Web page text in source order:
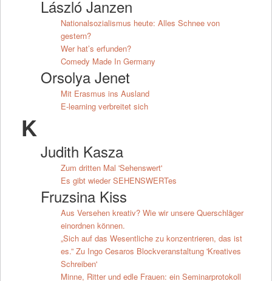
László Janzen
Nationalsozialismus heute: Alles Schnee von
gestern?
Wer hat’s erfunden?
Comedy Made In Germany
Orsolya Jenet
Mit Erasmus ins Ausland
E-learning verbreitet sich
K
Judith Kasza
Zum dritten Mal 'Sehenswert'
Es gibt wieder SEHENSWERTes
Fruzsina Kiss
Aus Versehen kreativ? Wie wir unsere Querschläger
einordnen können.
„Sich auf das Wesentliche zu konzentrieren, das ist
es.” Zu Ingo Cesaros Blockveranstaltung 'Kreatives
Schreiben'
Minne, Ritter und edle Frauen: ein Seminarprotokoll